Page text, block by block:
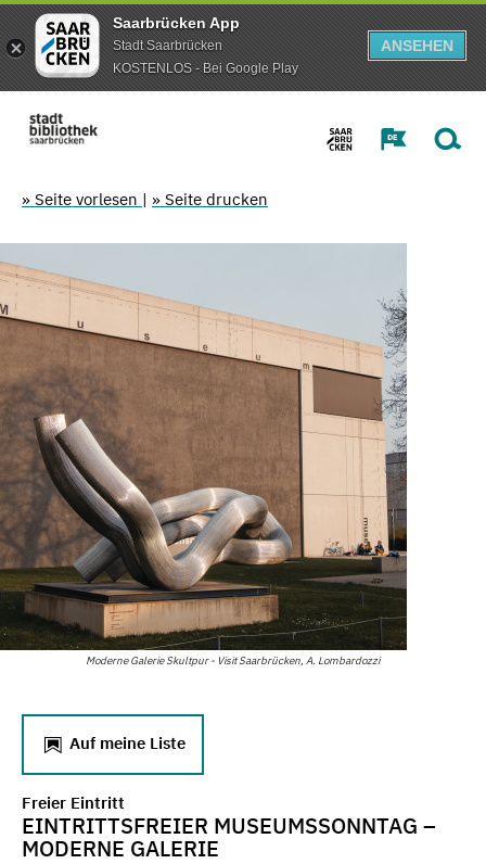
Saarbrücken App
Stadt Saarbrücken
KOSTENLOS - Bei Google Play
ANSEHEN
» Seite vorlesen | » Seite drucken
Moderne Galerie Skultpur - Visit Saarbrücken, A. Lombardozzi
Auf meine Liste
Freier Eintritt
EINTRITTSFREIER MUSEUMSSONNTAG –
MODERNE GALERIE